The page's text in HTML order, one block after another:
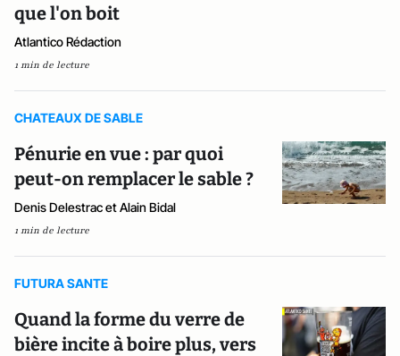
que l'on boit
Atlantico Rédaction
1 min de lecture
CHATEAUX DE SABLE
Pénurie en vue : par quoi
peut-on remplacer le sable ?
Denis Delestrac et Alain Bidal
1 min de lecture
FUTURA SANTE
Quand la forme du verre de
bière incite à boire plus, vers